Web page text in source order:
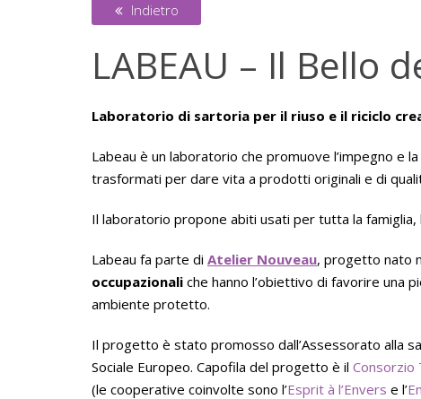
Indietro
LABEAU – Il Bello
Laboratorio di sartoria per il riuso e il riciclo
Labeau è un laboratorio che promuove l’impegno e
trasformati per dare vita a prodotti originali e di
Il laboratorio propone abiti usati per tutta la
Labeau fa parte di Atelier Nouveau, progetto nato
occupazionali che hanno l’obiettivo di favorire una
ambiente protetto.
Il progetto è stato promosso dall’Assessorato alla
Sociale Europeo. Capofila del progetto è il Consorzio
(le cooperative coinvolte sono l’Esprit à l’Envers e l’